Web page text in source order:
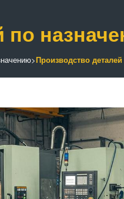
по
>Производство